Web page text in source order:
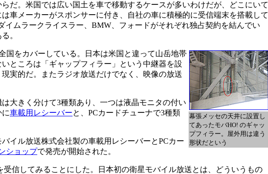
だ。米国では広い国土を車で移動するケースが多いわけだが、どこにいて
車メーカーがスポンサーに付き、自社の車に積極的に受信端末を搭載して
ムラークライスラー、BMW、フォードがそれぞれ独占契約を結んでい
。
幕張メッセの天井に設置し
てあったモバHO! のギャッ
プフィラー。屋外用は違う
形状だという
をカバーしている。日本は米国と違って山岳地帯
ところは「ギャップフィラー」という中継器を設
実的だ。またラジオ放送だけでなく、映像の放送
大きく分けて3種類あり、一つは液晶モニタの付い
車載用レシーバーと、PCカードチューナで3種類
イル放送株式会社製の車載用レシーバーとPCカー
ショップで発売が開始された。
信してみることにした。日本初の衛星モバイル放送とは、どういうもの